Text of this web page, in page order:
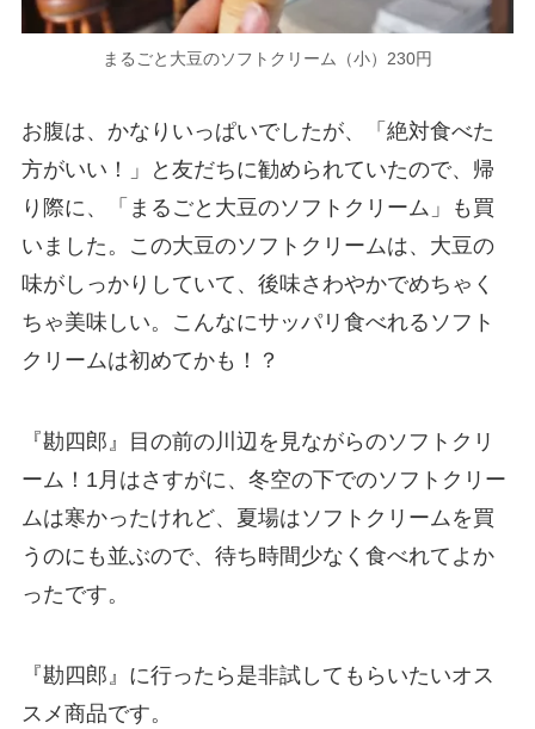
まるごと大豆のソフトクリーム（小）230円
お腹は、かなりいっぱいでしたが、「絶対食べた
方がいい！」と友だちに勧められていたので、帰
り際に、「まるごと大豆のソフトクリーム」も買
いました。この大豆のソフトクリームは、大豆の
味がしっかりしていて、後味さわやかでめちゃく
ちゃ美味しい。こんなにサッパリ食べれるソフト
クリームは初めてかも！？
『勘四郎』目の前の川辺を見ながらのソフトクリ
ーム！1月はさすがに、冬空の下でのソフトクリー
ムは寒かったけれど、夏場はソフトクリームを買
うのにも並ぶので、待ち時間少なく食べれてよか
ったです。
『勘四郎』に行ったら是非試してもらいたいオス
スメ商品です。